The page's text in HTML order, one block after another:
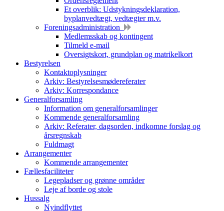
Et overblik: Udstykningsdeklaration,
byplanvedtægt, vedtægter m.v.
Foreningsadministration
Medlemsskab og kontingent
Tilmeld e-mail
Oversigtskort, grundplan og matrikelkort
Bestyrelsen
Kontaktoplysninger
Arkiv: Bestyrelsesmødereferater
Arkiv: Korrespondance
Generalforsamling
Information om generalforsamlinger
Kommende generalforsamling
Arkiv: Referater, dagsorden, indkomne forslag og
årsregnskab
Fuldmagt
Arrangementer
Kommende arrangementer
Fællesfaciliteter
Legepladser og grønne områder
Leje af borde og stole
Hussalg
Nyindflyttet